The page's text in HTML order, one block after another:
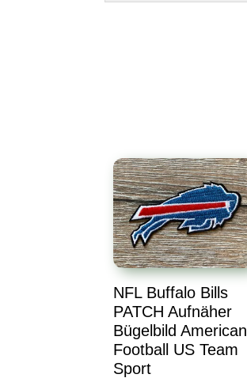
NFL Buffalo Bills
PATCH Aufnäher
Bügelbild American
Football US Team
Sport